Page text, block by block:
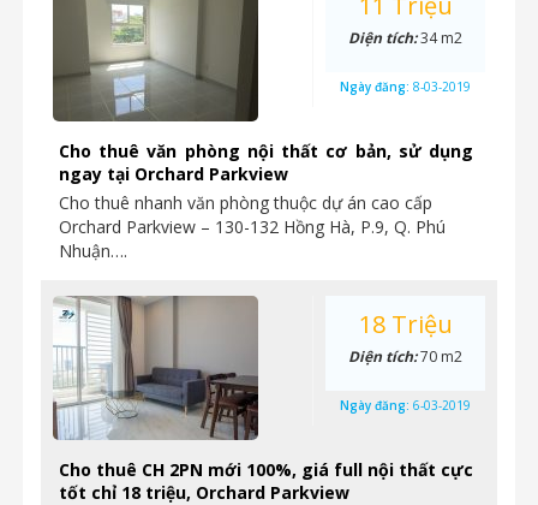
Cho thuê văn phòng nội thất cơ bản, sử dụng
ngay tại Orchard Parkview
Cho thuê nhanh văn phòng thuộc dự án cao cấp
Orchard Parkview – 130-132 Hồng Hà, P.9, Q. Phú
Nhuận….
Diện tích:34 m2
Ngày đăng: 8-03-2019
Cho thuê CH 2PN mới 100%, giá full nội thất cực
tốt chỉ 18 triệu, Orchard Parkview
18 Triệu
Diện tích:70 m2
Ngày đăng: 6-03-2019